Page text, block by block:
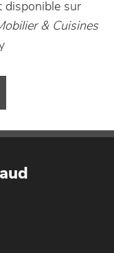
disponible sur
& Cuisines